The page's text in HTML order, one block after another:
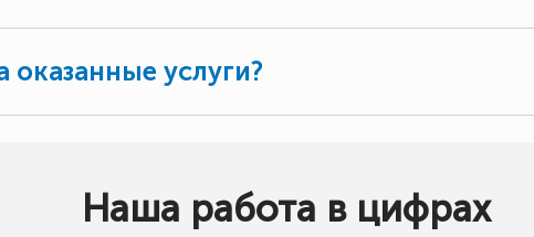
услуги?
Наша работа в цифрах